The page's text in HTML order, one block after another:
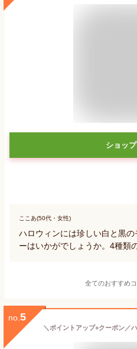
ショッ
ここあ(50代・女性)
ハロウィンには珍しい白と黒
ーはいかがでしょうか。4種類
全てのおすすめコ
no. 5